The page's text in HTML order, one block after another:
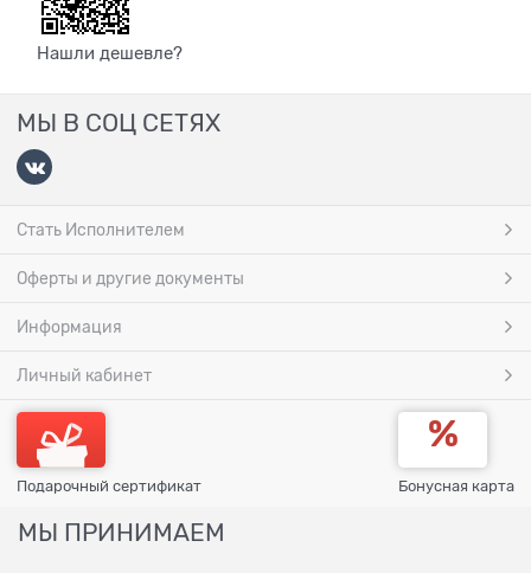
Нашли дешевле?
МЫ В СОЦ СЕТЯХ
Стать Исполнителем
Оферты и другие документы
Информация
Личный кабинет
Подарочный сертификат Бонусная карта
МЫ ПРИНИМАЕМ